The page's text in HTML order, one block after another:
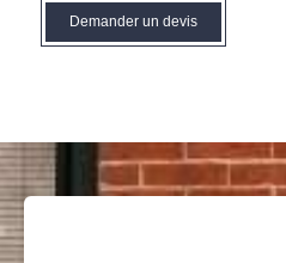
Demander un devis